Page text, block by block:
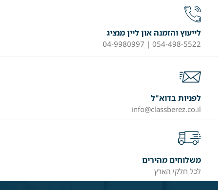
לייעוץ והזמנה און ליין מנציג
054-498-5522 | 04-9980997
לפניות בדוא"ל
info@classberez.co.il
משלוחים מהירים
לכל חלקי הארץ